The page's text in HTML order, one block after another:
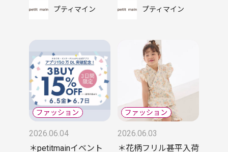
プティマイン プティマイン
2026.06.04
＊petitmainイベント
2026.06.03
＊花柄フリル甚平入荷